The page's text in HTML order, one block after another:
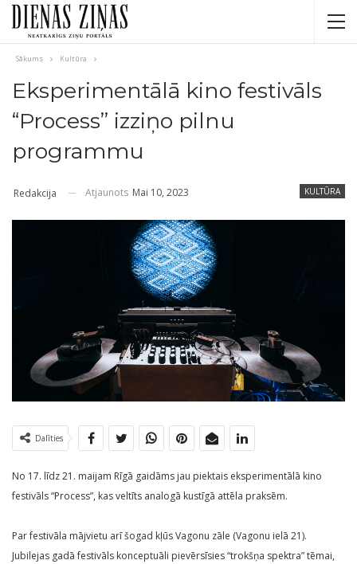
Sākums Kultūra
Eksperimentālā kino festivāls
“Process” izziņo pilnu
programmu
KULTŪRA
Redakcija Atjaunots Mai 10, 2023
Dalīties
No 17. līdz 21. maijam Rīgā gaidāms jau piektais eksperimentālā kino
festivāls “Process”, kas veltīts analogā kustīgā attēla praksēm.
Par festivāla mājvietu arī šogad kļūs Vagonu zāle (Vagonu ielā 21).
Jubilejas gadā festivāls konceptuāli pievērsīsies “trokšņa spektra” tēmai,